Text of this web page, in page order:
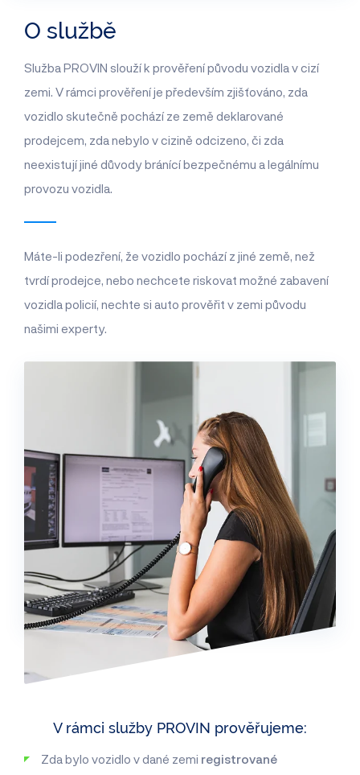
O službě
Služba PROVIN slouží k prověření původu vozidla v cizí
zemi. V rámci prověření je především zjišťováno, zda
vozidlo skutečně pochází ze země deklarované
prodejcem, zda nebylo v cizině odcizeno, či zda
neexistují jiné důvody bránící bezpečnému a legálnímu
provozu vozidla.
Máte-li podezření, že vozidlo pochází z jiné země, než
tvrdí prodejce, nebo nechcete riskovat možné zabavení
vozidla policií, nechte si auto prověřit v zemi původu
našimi experty.
V rámci služby PROVIN prověřujeme:
Zda bylo vozidlo v dané zemi registrované